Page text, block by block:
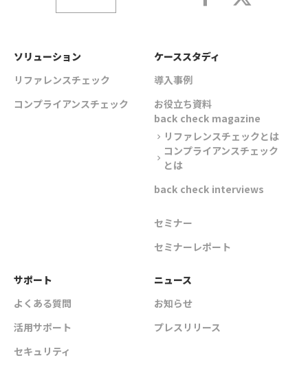
ソリューション
リファレンスチェック
コンプライアンスチェック
ケーススタディ
導入事例
お役立ち資料
back check magazine
chevron_right リファレンスチェックとは
chevron_right
コンプライアンスチェック
とは
back check interviews
セミナー
セミナーレポート
サポート
よくある質問
活用サポート
セキュリティ
ニュース
お知らせ
プレスリリース